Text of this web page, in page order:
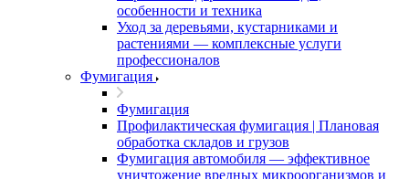
особенности и техника
Уход за деревьями, кустарниками и
растениями — комплексные услуги
профессионалов
Фумигация
Фумигация
Профилактическая фумигация | Плановая
обработка складов и грузов
Фумигация автомобиля — эффективное
уничтожение вредных микроорганизмов и